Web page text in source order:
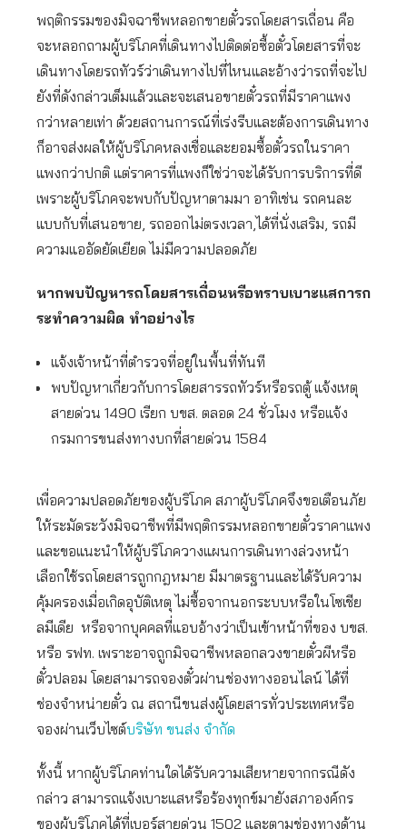
พฤติกรรมของมิจฉาชีพหลอกขายตั๋วรถโดยสารเถื่อน คือ
จะหลอกถามผู้บริโภคที่เดินทางไปติดต่อซื้อตั๋วโดยสารที่จะ
เดินทางโดยรถทัวร์ว่าเดินทางไปที่ไหนและอ้างว่ารถที่จะไป
ยังที่ดังกล่าวเต็มแล้วและจะเสนอขายตั๋วรถที่มีราคาแพง
กว่าหลายเท่า ด้วยสถานการณ์ที่เร่งรีบและต้องการเดินทาง
ก็อาจส่งผลให้ผู้บริโภคหลงเชื่อและยอมซื้อตั๋วรถในราคา
แพงกว่าปกติ แต่ราคารที่แพงก็ใช่ว่าจะได้รับการบริการที่ดี
เพราะผู้บริโภคจะพบกับปัญหาตามมา อาทิเช่น รถคนละ
แบบกับที่เสนอขาย, รถออกไม่ตรงเวลา,ได้ที่นั่งเสริม, รถมี
ความแออัดยัดเยียด ไม่มีความปลอดภัย
หากพบปัญหารถโดยสารเถื่อนหรือทราบเบาะแสการก
ระทำความผิด ทำอย่างไร
แจ้งเจ้าหน้าที่ตำรวจที่อยู่ในพื้นที่ทันที
พบปัญหาเกี่ยวกับการโดยสารรถทัวร์หรือรถตู้ แจ้งเหตุ
สายด่วน 1490 เรียก บขส. ตลอด 24 ชั่วโมง หรือแจ้ง
กรมการขนส่งทางบกที่สายด่วน 1584
เพื่อความปลอดภัยของผู้บริโภค สภาผู้บริโภคจึงขอเตือนภัย
ให้ระมัดระวังมิจฉาชีพที่มีพฤติกรรมหลอกขายตั๋วราคาแพง
และขอแนะนำให้ผู้บริโภควางแผนการเดินทางล่วงหน้า
เลือกใช้รถโดยสารถูกกฎหมาย มีมาตรฐานและได้รับความ
คุ้มครองเมื่อเกิดอุบัติเหตุ ไม่ซื้อจากนอกระบบหรือในโซเชีย
ลมีเดีย หรือจากบุคคลที่แอบอ้างว่าเป็นเข้าหน้าที่ของ บขส.
หรือ รฟท. เพราะอาจถูกมิจฉาชีพหลอกลวงขายตั๋วผีหรือ
ตั๋วปลอม โดยสามารถจองตั๋วผ่านช่องทางออนไลน์ ได้ที่
ช่องจำหน่ายตั๋ว ณ สถานีขนส่งผู้โดยสารทั่วประเทศหรือ
จองผ่านเว็บไซต์บริษัท ขนส่ง จำกัด
ทั้งนี้ หากผู้บริโภคท่านใดได้รับความเสียหายจากกรณีดัง
กล่าว สามารถแจ้งเบาะแสหรือร้องทุกข์มายังสภาองค์กร
ของผู้บริโภคได้ที่เบอร์สายด่วน 1502 และตามช่องทางด้าน